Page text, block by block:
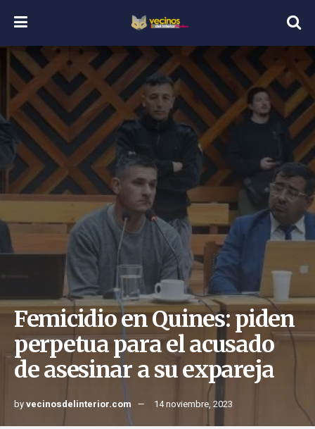
Femicidio en Quines: piden
perpetua para el acusado
de asesinar a su expareja
byvecinosdelinterior.com 14 noviembre, 2023